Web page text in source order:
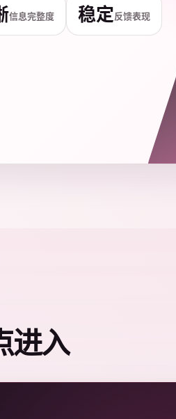
信息完整度 稳定反馈表现
进入